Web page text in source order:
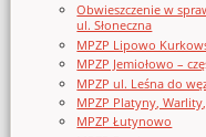
Obwieszczenie w
ul. Słoneczna
MPZP Lipowo
MPZP Jemiołowo –
MPZP ul. Leśna do
MPZP Platyny,
MPZP Łutynowo